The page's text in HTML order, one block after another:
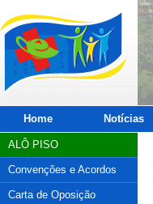
Home Notícias
ALÔ PISO
Convenções e Acordos
Carta de Oposição